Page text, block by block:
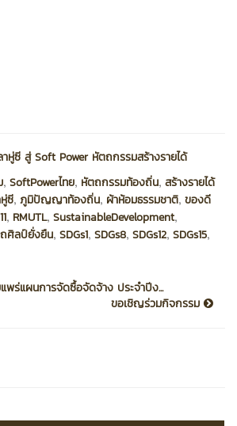
หู่ซี สู่ Soft Power หัตถกรรมสร้างรายได้
, SoftPowerไทย, หัตถกรรมท้องถิ่น, สร้างรายได้
ซี, ภูมิปัญญาท้องถิ่น, ผ้าห้อมธรรมชาติ, ของดี
, RMUTL, SustainableDevelopment,
ศิลป์ยั่งยืน, SDGs1, SDGs8, SDGs12, SDGs15,
พร่แผนการจัดซื้อจัดจ้าง ประจำปีง...
ขอเชิญร่วมกิจกรรม